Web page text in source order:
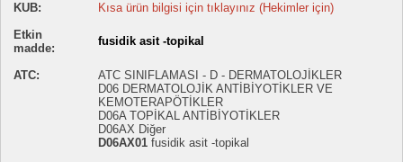
KUB:
Kısa ürün bilgisi için tıklayınız (Hekimler için)
Etkin
madde:
fusidik asit -topikal
ATC:
ATC SINIFLAMASI - D - DERMATOLOJİKLER
D06 DERMATOLOJİK ANTİBİYOTİKLER VE
KEMOTERAPÖTİKLER
D06A TOPİKAL ANTİBİYOTİKLER
D06AX Diğer
D06AX01 fusidik asit -topikal